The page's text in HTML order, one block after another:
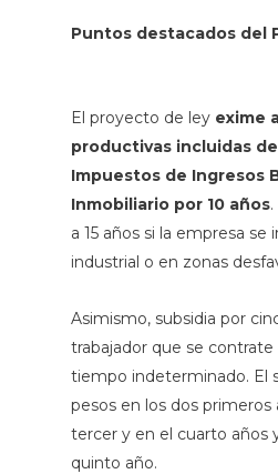
Puntos destacados del
El proyecto de ley exime
productivas incluidas
Impuestos de Ingresos
Inmobiliario por 10 años.
a 15 años si la empresa se
industrial o en zonas
Asimismo, subsidia por
trabajador que se
tiempo indeterminado. El
pesos en los dos primeros
tercer y en el cuarto años
quinto año.